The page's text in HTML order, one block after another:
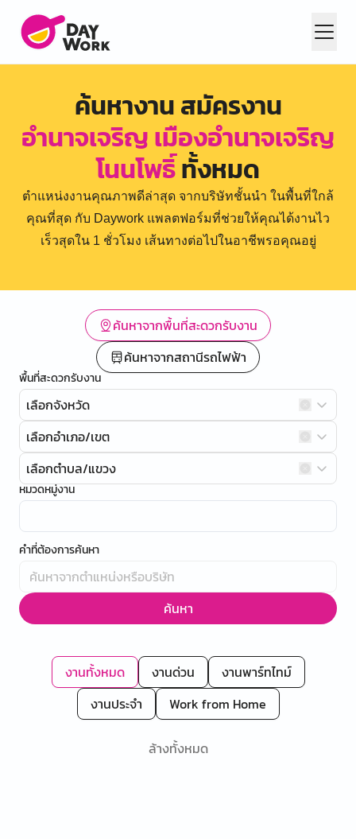
ค้นหางาน สมัครงาน
อำนาจเจริญ เมืองอำนาจเจริญ
โนนโพธิ์ทั้งหมด
ตำแหน่งงานคุณภาพดีล่าสุด จากบริษัทชั้นนำ ในพื้นที่ใกล้
คุณที่สุด กับ Daywork แพลตฟอร์มที่ช่วยให้คุณได้งานไว
เร็วสุดใน 1 ชั่วโมง เส้นทางต่อไปในอาชีพรอคุณอยู่
ค้นหาจากพื้นที่สะดวกรับงาน
ค้นหาจากสถานีรถไฟฟ้า
พื้นที่สะดวกรับงาน
เลือกจังหวัด
เลือกอำเภอ/เขต
เลือกตำบล/แขวง
หมวดหมู่งาน
คำที่ต้องการค้นหา
ค้นหา
งานทั้งหมด งานด่วน
งานพาร์ทไทม์
งานประจำ
Work from Home
ล้างทั้งหมด